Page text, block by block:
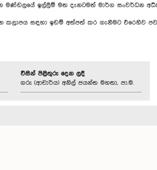
මණ්ඩලයේ ඉල්ලීම් මත දැනටමත් මාර්ග සංවර්ධන
කලාපය සඳහා ඉඩම් අත්පත් කර ගැනීමට
විසින් පිළිතුරු දෙන ලදී
ගරු (ආචාර්ය) අනිල් ජයන්ත මහතා, පා.ම.